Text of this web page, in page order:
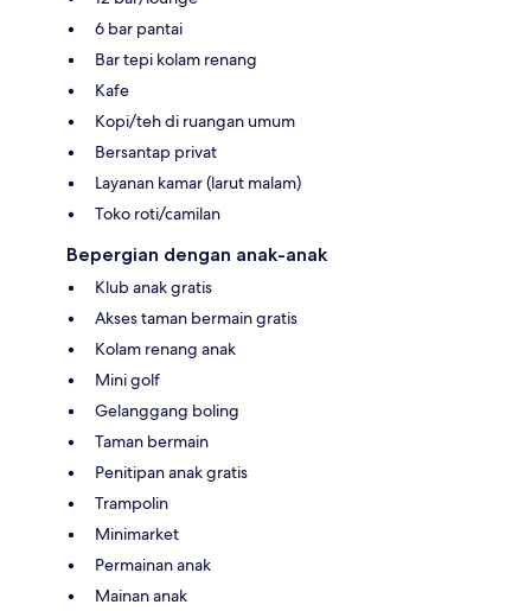
6 bar pantai
Bar tepi kolam renang
Kafe
Kopi/teh di ruangan umum
Bersantap privat
Layanan kamar (larut malam)
Toko roti/camilan
Bepergian dengan anak-anak
Klub anak gratis
Akses taman bermain gratis
Kolam renang anak
Mini golf
Gelanggang boling
Taman bermain
Penitipan anak gratis
Trampolin
Minimarket
Permainan anak
Mainan anak